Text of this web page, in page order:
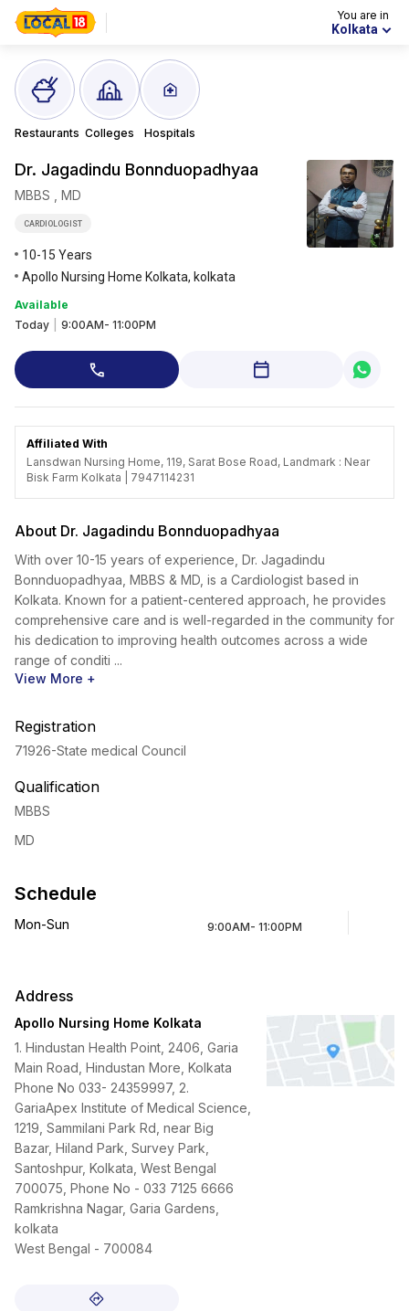
You are in
Kolkata
Restaurants Colleges Hospitals
Dr. Jagadindu Bonnduopadhyaa
MBBS , MD
CARDIOLOGIST
10-15 Years
Apollo Nursing Home Kolkata, kolkata
Available
Today
9:00AM- 11:00PM
Affiliated With
Lansdwan Nursing Home, 119, Sarat Bose Road, Landmark : Near
Bisk Farm Kolkata | 7947114231
About Dr. Jagadindu Bonnduopadhyaa
With over 10-15 years of experience, Dr. Jagadindu
Bonnduopadhyaa, MBBS & MD, is a Cardiologist based in
Kolkata. Known for a patient-centered approach, he provides
comprehensive care and is well-regarded in the community for
his dedication to improving health outcomes across a wide
range of conditi ...
View More +
Registration
71926-State medical Council
Qualification
MBBS
MD
Schedule
Mon-Sun 9:00AM- 11:00PM
Address
Apollo Nursing Home Kolkata
1. Hindustan Health Point, 2406, Garia
Main Road, Hindustan More, Kolkata
Phone No 033- 24359997, 2.
GariaApex Institute of Medical Science,
1219, Sammilani Park Rd, near Big
Bazar, Hiland Park, Survey Park,
Santoshpur, Kolkata, West Bengal
700075, Phone No - 033 7125 6666
Ramkrishna Nagar, Garia Gardens,
kolkata
West Bengal - 700084